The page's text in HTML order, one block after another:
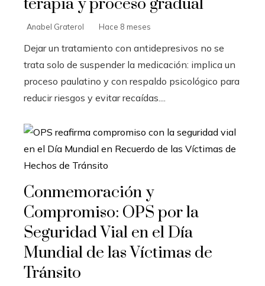
terapia y proceso gradual
Anabel Graterol Hace 8 meses
Dejar un tratamiento con antidepresivos no se
trata solo de suspender la medicación: implica un
proceso paulatino y con respaldo psicológico para
reducir riesgos y evitar recaídas....
Conmemoración y
Compromiso: OPS por la
Seguridad Vial en el Día
Mundial de las Víctimas de
Tránsito